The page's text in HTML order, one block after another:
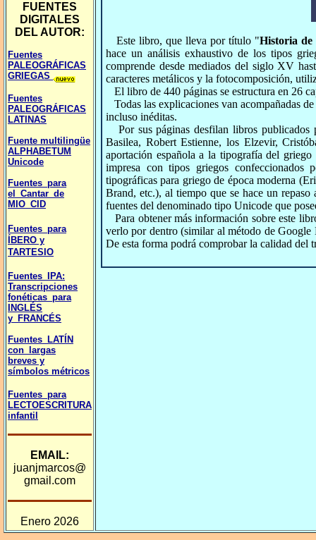
FUENTES
DIGITALES
DEL AUTOR:
Fuentes
PALEOGRÁFICAS
GRIEGAS
Fuentes
PALEOGRÁFICAS
LATINAS
Fuente multilingüe
ALPHABETUM
Unicode
Fuentes_para
el_Cantar_de
MIO_CID
Fuentes_para
ÍBERO y
TARTESIO
Fuentes_IPA:
Transcripciones
fonéticas_para
INGLÉS
y_FRANCÉS
Fuentes_LATÍN
con_largas
breves y
símbolos métricos
Fuentes_para
LECTOESCRITURA
infantil
EMAIL:
juanjmarcos@
gmail.com
Enero 2026
Este libro, que lleva por título "Historia de
hace un análisis exhaustivo de los tipos
comprende desde mediados del siglo XV
caracteres metálicos y la fotocomposición,
El libro de 440 páginas se estructura en 26
Todas las explicaciones van acompañadas
incluso inéditas.
Por sus páginas desfilan libros publicados
Basilea, Robert Estienne, los Elzevir,
aportación española a la tipografía del
impresa con tipos griegos
tipográficas para griego de época moderna
Brand, etc.), al tiempo que se hace un repaso
fuentes del denominado tipo Unicode que
Para obtener más información sobre este
verlo por dentro (similar al método de Google
De esta forma podrá comprobar la calidad del